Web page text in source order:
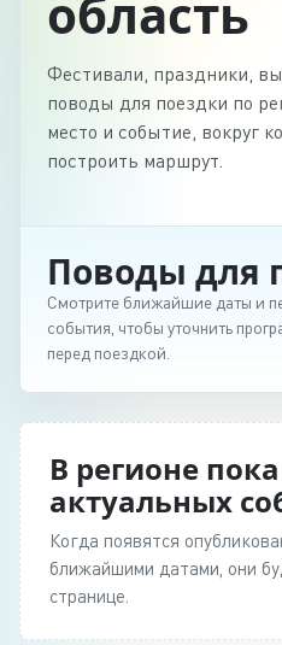
область
Фестивали, праздники,
поводы для поездки по
место и событие, вокруг
построить маршрут.
Поводы для
Смотрите ближайшие даты и
события, чтобы уточнить
перед поездкой.
В регионе
актуальных
Когда появятся
ближайшими датами, они
странице.